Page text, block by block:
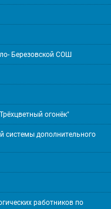
Березовской СОШ
огонёк"
системы дополнительного
работников по